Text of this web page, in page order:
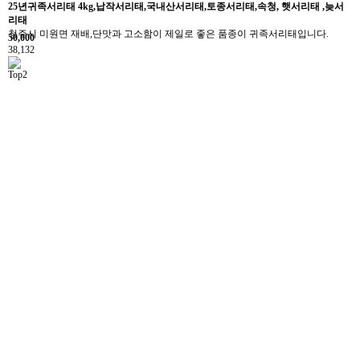
25년귀족서리태 4kg,납작서리태,국내산서리태,토종서리태,속청, 햇서리태 ,늦서
리태
청주시 미원면 재배,단맛과 고소함이 제일로 좋은 품종이 귀족서리태입니다.
50,000
38,132
Top2